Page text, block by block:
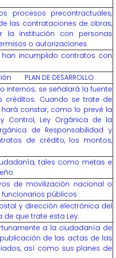
procesos precontractuales,
las contrataciones de obras,
la institución con personas
o autorizaciones
incumplido contratos con
PLAN DE DESARROLLO
internos; se señalará la fuente
Cuando se trate de
constar, como lo prevé la
Control, Ley Orgánica de la
de Responsabilidad y
de crédito, los montos,
tales como metas e
de movilización nacional o
públicos
y dirección electrónica del
que trate esta Ley.
a la ciudadanía de
de las actas de las
así como sus planes de